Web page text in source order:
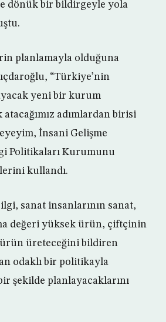
dönük bir bildirgeyle yola
planlamayla olduğuna
“Türkiye’nin
yeni bir kurum
adımlardan birisi
İnsani Gelişme
Politikaları Kurumunu
kullandı.
sanat insanlarının sanat,
değeri yüksek ürün, çiftçinin
ürün üreteceğini bildiren
odaklı bir politikayla
şekilde planlayacaklarını